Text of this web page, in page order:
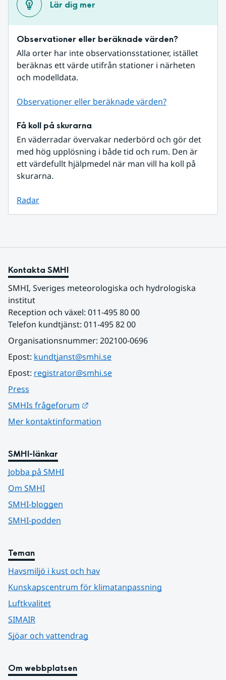
Lär dig mer
Observationer eller beräknade värden?
Alla orter har inte observationsstationer, istället
beräknas ett värde utifrån stationer i närheten
och modelldata.
Observationer eller beräknade värden?
Få koll på skurarna
En väderradar övervakar nederbörd och gör det
med hög upplösning i både tid och rum. Den är
ett värdefullt hjälpmedel när man vill ha koll på
skurarna.
Radar
Kontakta SMHI
SMHI, Sveriges meteorologiska och hydrologiska
institut
Reception och växel: 011-495 80 00
Telefon kundtjänst: 011-495 82 00
Organisationsnummer: 202100-0696
Epost: kundtjanst@smhi.se
Epost: registrator@smhi.se
Press
SMHIs frågeforum
Mer kontaktinformation
SMHI-länkar
Jobba på SMHI
Om SMHI
SMHI-bloggen
SMHI-podden
Teman
Havsmiljö i kust och hav
Kunskapscentrum för klimatanpassning
Luftkvalitet
SIMAIR
Sjöar och vattendrag
Om webbplatsen